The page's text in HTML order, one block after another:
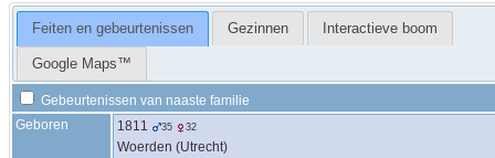
Feiten en gebeurtenissen Gezinnen Interactieve boom
Google Maps™
Gebeurtenissen van naaste familie
Geboren
1811 35 32
Woerden (Utrecht)